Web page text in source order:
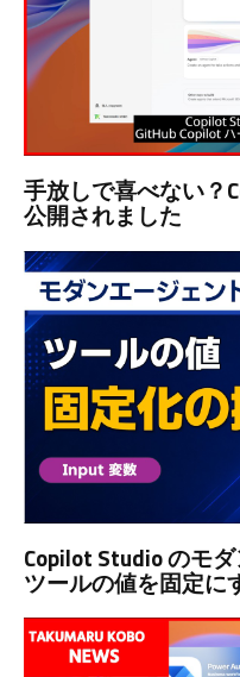
手放しで喜べない？
公開されました
Copilot Studio のモ
ツールの値を固定に